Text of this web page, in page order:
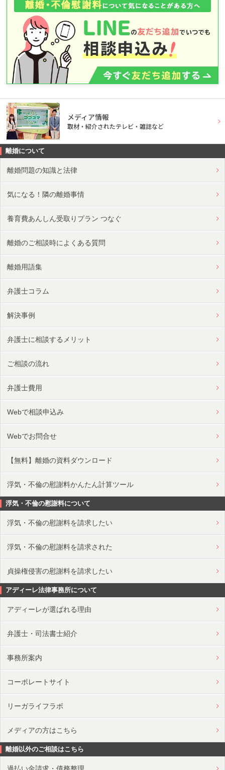
メディア情報
取材・紹介されたテレビ・雑誌など
離婚について
離婚問題の知識と法律
気になる！隣の離婚事情
養育費あんしん受取りプラン つなぐ
離婚のご相談時によくある質問
離婚用語集
弁護士コラム
解決事例
弁護士に相談するメリット
ご相談の流れ
弁護士費用
Webで相談申込み
Webでお問合せ
【無料】離婚の資料ダウンロード
浮気・不倫の慰謝料かんたん計算ツール
浮気・不倫の慰謝料について
浮気・不倫の慰謝料を請求したい
浮気・不倫の慰謝料を請求された
貞操権侵害の慰謝料を請求したい
アディーレ法律事務所について
アディーレが選ばれる理由
弁護士・司法書士紹介
事務所案内
コーポレートサイト
リーガライフラボ
メディアの方はこちら
離婚以外のご相談はこちら